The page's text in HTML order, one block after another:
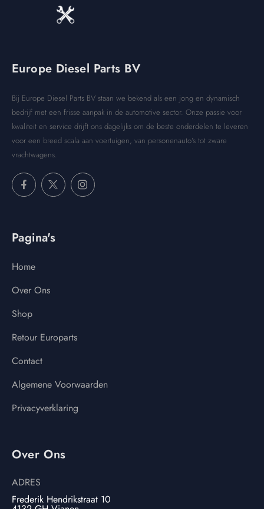
Europe Diesel Parts BV
Bij Europe Diesel Parts BV staan we bekend als een jong en dynamisch
bedrijf met een frisse aanpak in de automotive sector. Onze passie voor
kwaliteit en service drijft ons dagelijks om de beste onderdelen te leveren
voor een breed scala aan voertuigen, van personenauto’s tot zware
vrachtwagens.
Pagina's
Home
Over Ons
Shop
Retour Europarts
Contact
Algemene Voorwaarden
Privacyverklaring
Over Ons
ADRES
Frederik Hendrikstraat 10